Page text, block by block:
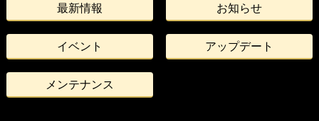
最新情報 お知らせ
イベント アップデート
メンテナンス